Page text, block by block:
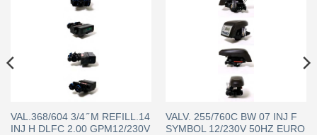
VAL.368/604 3/4 ̋ M REFILL.14
INJ H DLFC 2.00 GPM12/230V
VALV. 255/760C BW 07 INJ F
SYMBOL 12/230V 50HZ EURO